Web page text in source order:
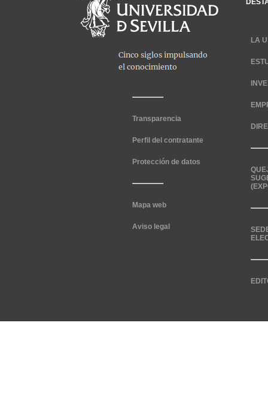
Transparencia
Perfil del contratante
Protección de datos
Mapa web
Aviso legal
LA